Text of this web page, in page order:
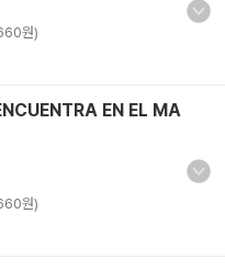
원)
EN EL MA
원)